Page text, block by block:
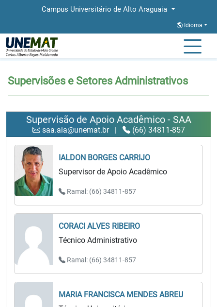
Campus Universitário de Alto Araguaia
Idioma
Página Inicial
Supervisões e Setores Administrativos
Supervisão de Apoio Acadêmico - SAA
saa.aia@unemat.br | (66) 34811-857
IALDON BORGES CARRIJO
Supervisor de Apoio Acadêmico
Ramal: (66) 34811-857
CORACI ALVES RIBEIRO
Técnico Administrativo
Ramal: (66) 34811-857
MARIA FRANCISCA MENDES ABREU